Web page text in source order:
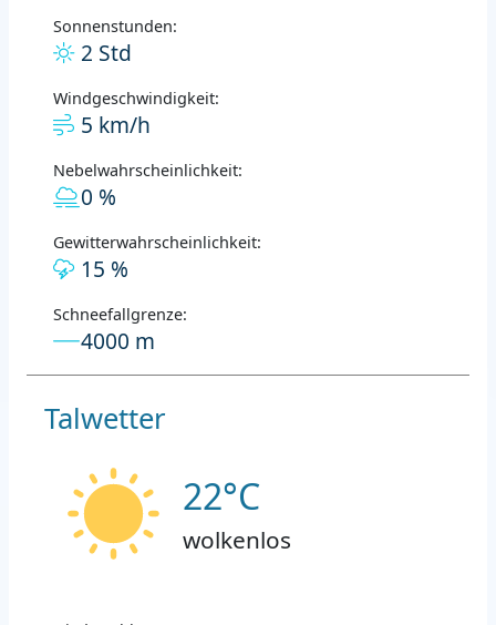
Sonnenstunden:
2 Std
Windgeschwindigkeit:
5 km/h
Nebelwahrscheinlichkeit:
0 %
Gewitterwahrscheinlichkeit:
15 %
Schneefallgrenze:
4000 m
Talwetter
22°C
wolkenlos